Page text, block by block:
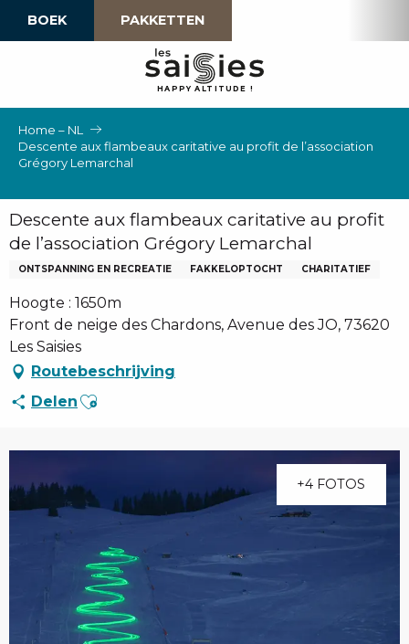
BOEK PAKKETTEN
HAPPY ALTI TU D E !
Home – NL
Descente aux flambeaux caritative au profit de l’association
Grégory Lemarchal
Descente aux flambeaux caritative au profit
de l’association Grégory Lemarchal
ONTSPANNING EN RECREATIE FAKKELOPTOCHT CHARITATIEF
Hoogte : 1650m
Front de neige des Chardons, Avenue des JO, 73620
Les Saisies
Routebeschrijving
Delen Ajouter aux favoris
+4 FOTOS